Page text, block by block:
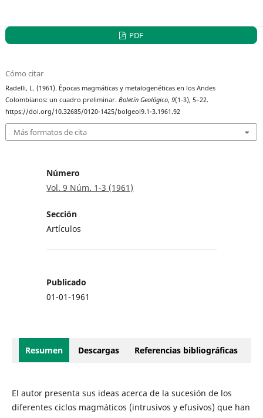
PDF
Cómo citar
Radelli, L. (1961). Épocas magmáticas y metalogenéticas en los Andes
Colombianos: un cuadro preliminar.Boletín Geológico, 9(1-3), 5–22.
https://doi.org/10.32685/0120-1425/bolgeol9.1-3.1961.92
Más formatos de cita
Número
Vol. 9 Núm. 1-3 (1961)
Sección
Artículos
Publicado
01-01-1961
Resumen Descargas Referencias bibliográficas
El autor presenta sus ideas acerca de la sucesión de los
diferentes ciclos magmáticos (intrusivos y efusivos) que han